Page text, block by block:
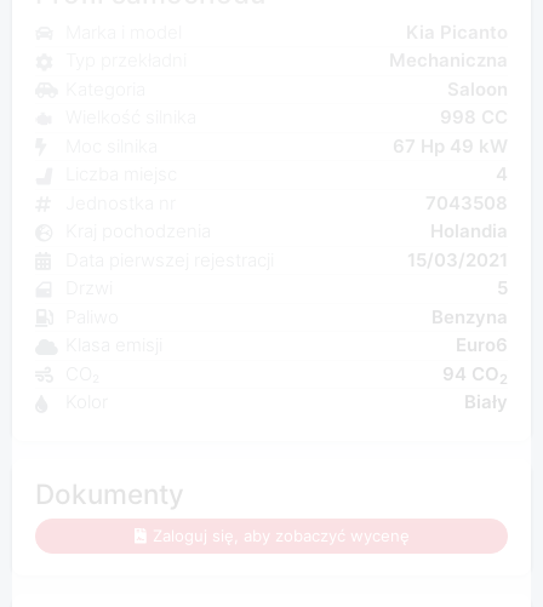
67 Hp 49 kW
4
7043508
Holandia
15/03/2021
5
Benzyna
Euro6
94 CO 2
Biały
Dokumenty
Zaloguj się, aby zobaczyć wycenę